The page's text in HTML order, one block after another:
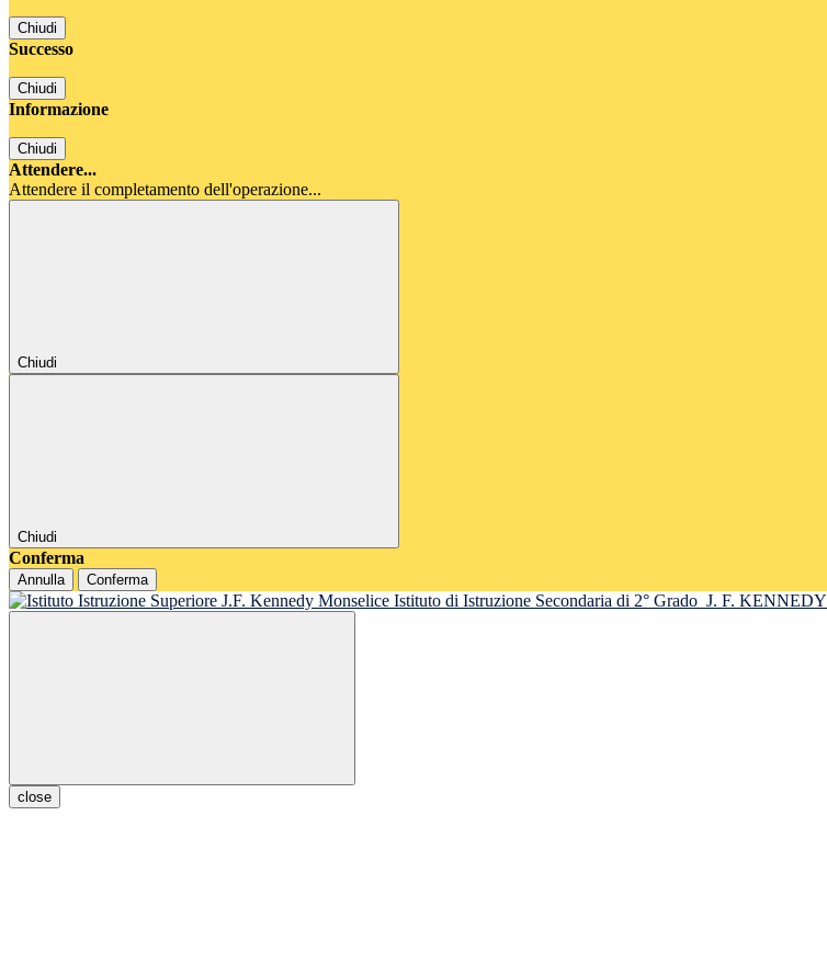
Chiudi
Successo
Chiudi
Informazione
Chiudi
Attendere...
Attendere il completamento dell'operazione...
Chiudi
Chiudi
Conferma
Annulla Conferma
Istituto di Istruzione Secondaria di 2° Grado J. F. KENNEDY
close